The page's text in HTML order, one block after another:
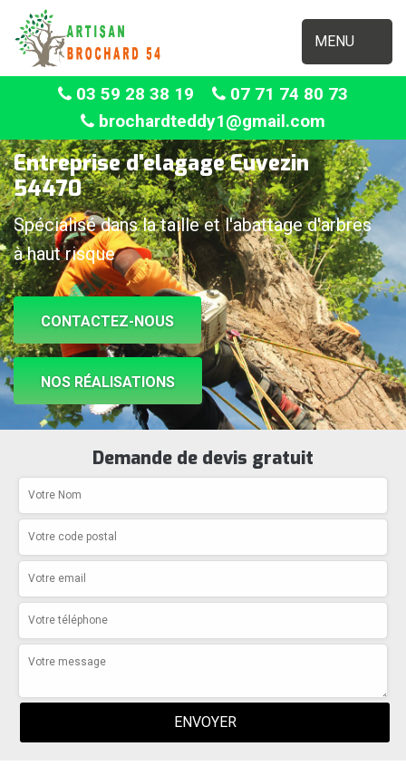
MENU
03 59 28 38 19
07 71 74 80 73
brochardteddy1@gmail.com
Entreprise d'elagage Euvezin
54470
Spécialisé dans la taille et l'abattage d'arbres
à haut risque
CONTACTEZ-NOUS
NOS RÉALISATIONS
Demande de devis gratuit